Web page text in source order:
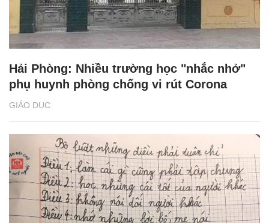
GIÁO DỤC
Hải Phòng: Nhiều trường học "nhắc nhở"
phụ huynh phòng chống vi rút Corona